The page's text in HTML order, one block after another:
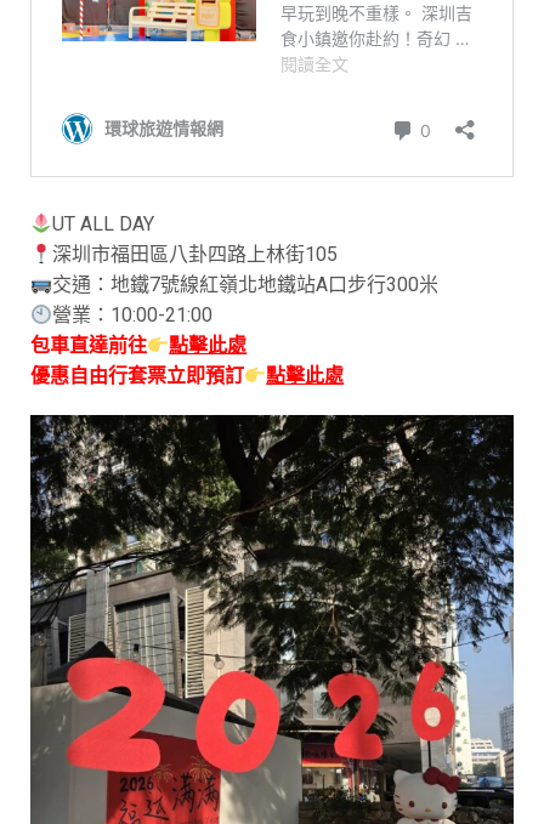
UT ALL DAY
深圳市福田區八卦四路上林街105
交通：地鐵7號線紅嶺北地鐵站A口步行300米
營業：10:00-21:00
包車直達前往
點擊此處
優惠自由行套票立即預訂
點擊此處